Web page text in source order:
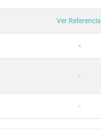
Ver Referencial
-
-
-